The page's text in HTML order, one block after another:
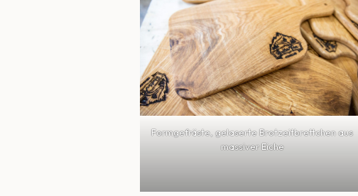
Formgefräste, gelaserte Brotzeitbrettchen aus
massiver Eiche